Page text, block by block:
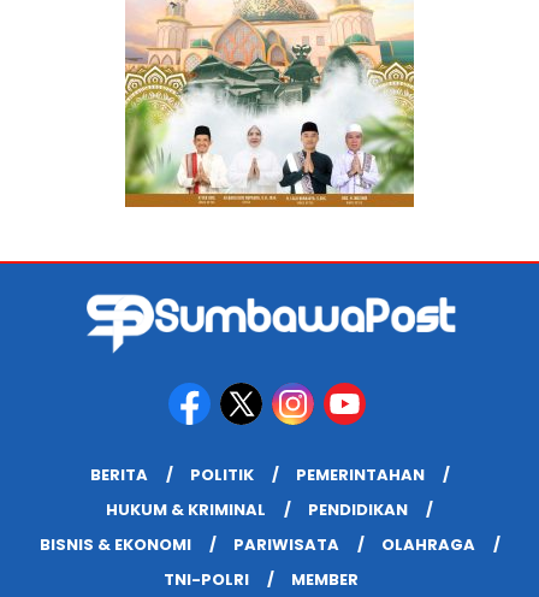
BERITA POLITIK
PEMERINTAHAN
HUKUM & KRIMINAL
PENDIDIKAN
BISNIS & EKONOMI
PARIWISATA
OLAHRAGA
TNI-POLRI
MEMBER